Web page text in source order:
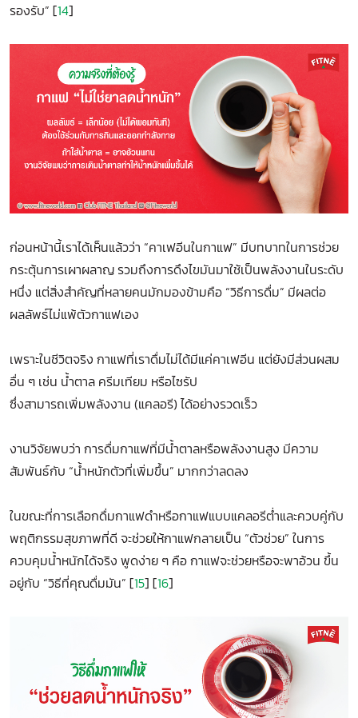
รองรับ” [14]
ก่อนหน้านี้เราได้เห็นแล้วว่า “คาเฟอีนในกาแฟ” มีบทบาทในการช่วย
กระตุ้นการเผาผลาญ รวมถึงการดึงไขมันมาใช้เป็นพลังงานในระดับ
หนึ่ง แต่สิ่งสำคัญที่หลายคนมักมองข้ามคือ “วิธีการดื่ม” มีผลต่อ
ผลลัพธ์ไม่แพ้ตัวกาแฟเอง
เพราะในชีวิตจริง กาแฟที่เราดื่มไม่ได้มีแค่คาเฟอีน แต่ยังมีส่วนผสม
อื่น ๆ เช่น น้ำตาล ครีมเทียม หรือไซรัป
ซึ่งสามารถเพิ่มพลังงาน (แคลอรี) ได้อย่างรวดเร็ว
งานวิจัยพบว่า การดื่มกาแฟที่มีน้ำตาลหรือพลังงานสูง มีความ
สัมพันธ์กับ “น้ำหนักตัวที่เพิ่มขึ้น” มากกว่าลดลง
ในขณะที่การเลือกดื่มกาแฟดำหรือกาแฟแบบแคลอรีต่ำและควบคู่กับ
พฤติกรรมสุขภาพที่ดี จะช่วยให้กาแฟกลายเป็น “ตัวช่วย” ในการ
ควบคุมน้ำหนักได้จริง พูดง่าย ๆ คือ กาแฟจะช่วยหรือจะพาอ้วน ขึ้น
อยู่กับ “วิธีที่คุณดื่มมัน” [15] [16]